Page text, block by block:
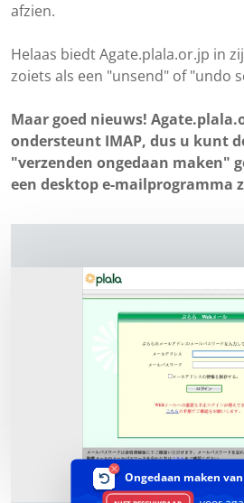
afzien.
Helaas biedt Agate.plala.or.jp in
zoiets als een "unsend" of "undo
Maar goed nieuws!
ondersteunt IMAP, dus u kunt
"verzenden ongedaan maken"
een desktop e-mailprogramma
Ongedaan maken